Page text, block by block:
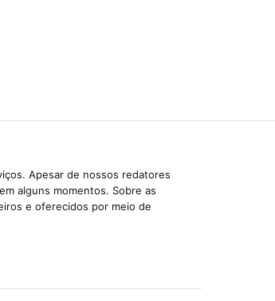
Apesar de nossos redatores
alguns momentos. Sobre as
e oferecidos por meio de